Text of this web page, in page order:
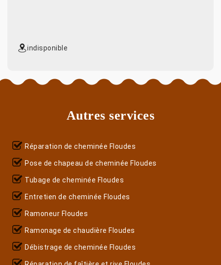
indisponible
Autres services
Réparation de cheminée Floudes
Pose de chapeau de cheminée Floudes
Tubage de cheminée Floudes
Entretien de cheminée Floudes
Ramoneur Floudes
Ramonage de chaudière Floudes
Débistrage de cheminée Floudes